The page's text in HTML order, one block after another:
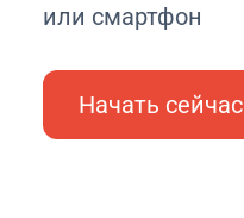
или смартфон
Начать сейчас